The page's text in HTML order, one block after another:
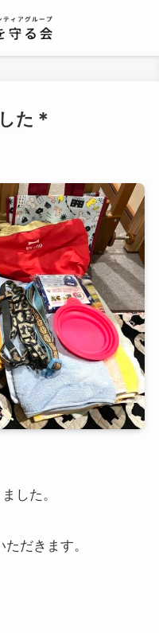
た＊
した。
だきます。